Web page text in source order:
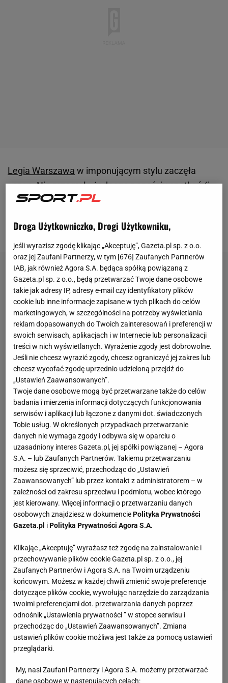
Legia Warszawa w imponującym stylu zaczęła
sezon. Nie przegrała żadnego z sześciu spotkań (i
zdobyła Superpuchar Polski), lecz aby móc utrzymać
sięgnąć po duże nazwisko.
Zobacz wideo"Dostaję po plecach, bo ludzie wiedzą,
jak mam na nazwisko"
reprezentanta Polski. "Trzeba cierpliwości"
Droga Użytkowniczko, Drogi Użytkowniku,
jeśli wyrazisz zgodę klikając „Akceptuję”, Gazeta.pl sp. z o.o.
oraz jej Zaufani Partnerzy, w tym [676] Zaufanych Partnerów
IAB, jak również Agora S.A. będąca spółką powiązaną z
Gazeta.pl sp. z o.o., będą przetwarzać Twoje dane osobowe
takie jak adresy IP, adresy e-mail czy identyfikatory plików
cookie lub inne informacje zapisane w tych plikach do celów
marketingowych, w szczególności na potrzeby wyświetlania
reklam dopasowanych do Twoich zainteresowań i preferencji w
swoich serwisach, aplikacjach i w Internecie lub personalizacji
treści w nich wyświetlanych. Wyrażenie zgody jest dobrowolne.
Jeśli nie chcesz wyrazić zgody, chcesz ograniczyć jej zakres lub
chcesz wycofać zgodę uprzednio udzieloną przejdź do
„Ustawień Zaawansowanych”.
Twoje dane osobowe mogą być przetwarzane także do celów
badania i mierzenia informacji dotyczących funkcjonowania
serwisów i aplikacji lub łączone z danymi dot. świadczonych
Tobie usług. W określonych przypadkach przetwarzanie
danych nie wymaga zgody i odbywa się w oparciu o
uzasadniony interes Gazeta.pl, jej spółki powiązanej – Agora
S.A. – lub Zaufanych Partnerów. Takiemu przetwarzaniu
możesz się sprzeciwić, przechodząc do „Ustawień
Zaawansowanych” lub przez kontakt z administratorem – w
zależności od zakresu sprzeciwu i podmiotu, wobec którego
jest kierowany. Więcej informacji o przetwarzaniu danych
osobowych znajdziesz w dokumenciePolityka Prywatności
Gazeta.pl iPolityka Prywatności Agora S.A.
Klikając „Akceptuję” wyrażasz też zgodę na zainstalowanie i
przechowywanie plików cookie Gazeta.pl sp. z o.o., jej
Zaufanych Partnerów i Agora S.A. na Twoim urządzeniu
końcowym. Możesz w każdej chwili zmienić swoje preferencje
dotyczące plików cookie, wywołując narzędzie do zarządzania
twoimi preferencjami dot. przetwarzania danych poprzez
odnośnik „Ustawienia prywatności ” w stopce serwisu i
przechodząc do „Ustawień Zaawansowanych”. Zmiana
ustawień plików cookie możliwa jest także za pomocą ustawień
przeglądarki.
My, nasi Zaufani Partnerzy i Agora S.A. możemy przetwarzać
dane osobowe w następujących celach: